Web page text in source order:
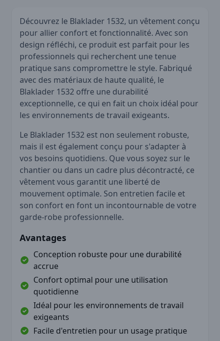
Découvrez le Blaklader 1532, un vêtement conçu
pour allier confort et fonctionnalité. Avec son
design réfléchi, ce produit est parfait pour les
professionnels qui recherchent une tenue
pratique sans compromettre le style. Fabriqué
avec des matériaux de haute qualité, le
Blaklader 1532 offre une durabilité
exceptionnelle, ce qui en fait un choix idéal pour
les environnements de travail exigeants.
Le Blaklader 1532 est non seulement robuste,
mais il est également conçu pour s'adapter à
vos besoins quotidiens. Que vous soyez sur le
chantier ou dans un cadre plus décontracté, ce
vêtement vous garantit une liberté de
mouvement optimale. Son entretien facile et
son confort en font un incontournable de votre
garde-robe professionnelle.
Avantages
Conception robuste pour une durabilité
accrue
Confort optimal pour une utilisation
quotidienne
Idéal pour les environnements de travail
exigeants
Facile d'entretien pour un usage pratique